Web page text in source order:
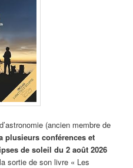
(ancien membre de
plusieurs conférences et
de soleil du 2 août 2026
sortie de son livre « Les